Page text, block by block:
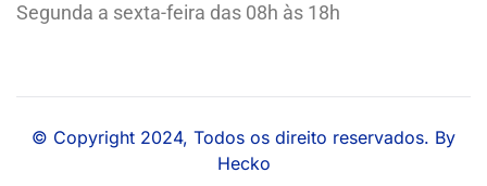
Segunda a sexta-feira das 08h às 18h
© Copyright 2024, Todos os direito reservados. By
Hecko